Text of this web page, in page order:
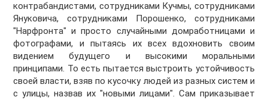
контрабандистами, сотрудниками Кучмы, сотрудниками
Януковича, сотрудниками Порошенко, сотрудниками
"Нарфронта" и просто случайными домработницами и
фотографами, и пытаясь их всех вдохновить своим
видением будущего и высокими моральными
принципами. То есть пытается выстроить устойчивость
своей власти, взяв по кусочку людей из разных систем и
с улицы, назвав их "новыми лицами". Сам приказывает